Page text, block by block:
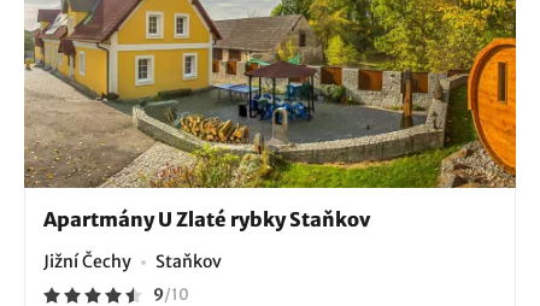
Apartmány U Zlaté rybky Staňkov
Jižní Čechy Staňkov
9/10